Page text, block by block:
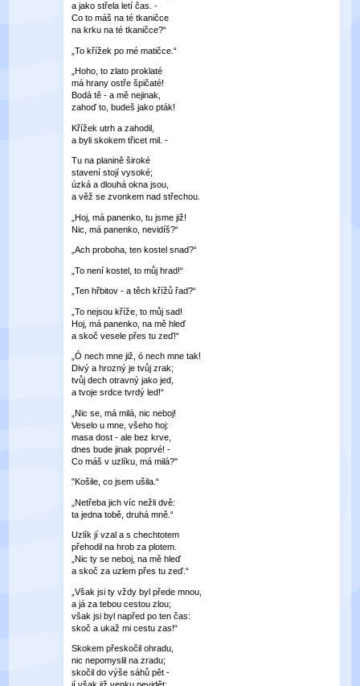
a jako střela letí čas. -
Co to máš na té tkaničce
na krku na té tkaničce?“
„To křížek po mé matičce.“
„Hoho, to zlato proklaté
má hrany ostře špičaté!
Bodá tě - a mě nejinak,
zahoď to, budeš jako pták!
Křížek utrh a zahodil,
a byli skokem třicet mil. -
Tu na planině široké
stavení stojí vysoké;
úzká a dlouhá okna jsou,
a věž se zvonkem nad střechou.
„Hoj, má panenko, tu jsme již!
Nic, má panenko, nevidíš?“
„Ach proboha, ten kostel snad?“
„To není kostel, to můj hrad!“
„Ten hřbitov - a těch křížů řad?“
„To nejsou kříže, to můj sad!
Hoj, má panenko, na mě hleď
a skoč vesele přes tu zeď!“
„Ó nech mne již, ó nech mne tak!
Divý a hrozný je tvůj zrak;
tvůj dech otravný jako jed,
a tvoje srdce tvrdý led!“
„Nic se, má milá, nic neboj!
Veselo u mne, všeho hoj:
masa dost - ale bez krve,
dnes bude jinak poprvé! -
Co máš v uzlíku, má milá?"
"Košile, co jsem ušila.“
„Netřeba jich víc nežli dvě:
ta jedna tobě, druhá mně.“
Uzlík jí vzal a s chechtotem
přehodil na hrob za plotem.
„Nic ty se neboj, na mě hleď
a skoč za uzlem přes tu zeď.“
„Však jsi ty vždy byl přede mnou,
a já za tebou cestou zlou;
však jsi byl napřed po ten čas:
skoč a ukaž mi cestu zas!“
Skokem přeskočil ohradu,
nic nepomyslil na zradu;
skočil do výše sáhů pět -